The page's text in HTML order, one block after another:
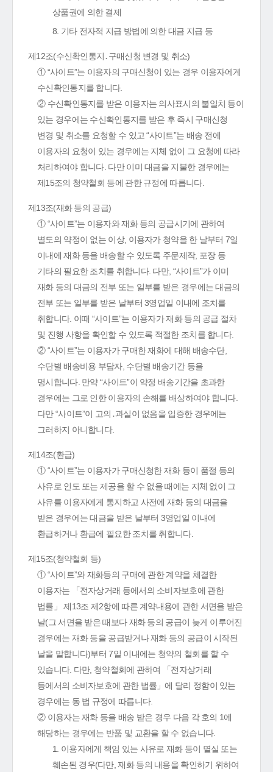
상품권에 의한 결제
8. 기타 전자적 지급 방법에 의한 대금 지급 등
제12조(수신확인통지․구매신청 변경 및 취소)
① “사이트”는 이용자의 구매신청이 있는 경우 이용자에게
수신확인통지를 합니다.
② 수신확인통지를 받은 이용자는 의사표시의 불일치 등이
있는 경우에는 수신확인통지를 받은 후 즉시 구매신청
변경 및 취소를 요청할 수 있고 “사이트”는 배송 전에
이용자의 요청이 있는 경우에는 지체 없이 그 요청에 따라
처리하여야 합니다. 다만 이미 대금을 지불한 경우에는
제15조의 청약철회 등에 관한 규정에 따릅니다.
제13조(재화 등의 공급)
① “사이트”는 이용자와 재화 등의 공급시기에 관하여
별도의 약정이 없는 이상, 이용자가 청약을 한 날부터 7일
이내에 재화 등을 배송할 수 있도록 주문제작, 포장 등
기타의 필요한 조치를 취합니다. 다만, “사이트”가 이미
재화 등의 대금의 전부 또는 일부를 받은 경우에는 대금의
전부 또는 일부를 받은 날부터 3영업일 이내에 조치를
취합니다. 이때 “사이트”는 이용자가 재화 등의 공급 절차
및 진행 사항을 확인할 수 있도록 적절한 조치를 합니다.
② “사이트”는 이용자가 구매한 재화에 대해 배송수단,
수단별 배송비용 부담자, 수단별 배송기간 등을
명시합니다. 만약 “사이트”이 약정 배송기간을 초과한
경우에는 그로 인한 이용자의 손해를 배상하여야 합니다.
다만 “사이트”이 고의․과실이 없음을 입증한 경우에는
그러하지 아니합니다.
제14조(환급)
① “사이트”는 이용자가 구매신청한 재화 등이 품절 등의
사유로 인도 또는 제공을 할 수 없을 때에는 지체 없이 그
사유를 이용자에게 통지하고 사전에 재화 등의 대금을
받은 경우에는 대금을 받은 날부터 3영업일 이내에
환급하거나 환급에 필요한 조치를 취합니다.
제15조(청약철회 등)
① “사이트”와 재화등의 구매에 관한 계약을 체결한
이용자는 「전자상거래 등에서의 소비자보호에 관한
법률」 제13조 제2항에 따른 계약내용에 관한 서면을 받은
날(그 서면을 받은 때보다 재화 등의 공급이 늦게 이루어진
경우에는 재화 등을 공급받거나 재화 등의 공급이 시작된
날을 말합니다)부터 7일 이내에는 청약의 철회를 할 수
있습니다. 다만, 청약철회에 관하여 「전자상거래
등에서의 소비자보호에 관한 법률」에 달리 정함이 있는
경우에는 동 법 규정에 따릅니다.
② 이용자는 재화 등을 배송 받은 경우 다음 각 호의 1에
해당하는 경우에는 반품 및 교환을 할 수 없습니다.
1. 이용자에게 책임 있는 사유로 재화 등이 멸실 또는
훼손된 경우(다만, 재화 등의 내용을 확인하기 위하여